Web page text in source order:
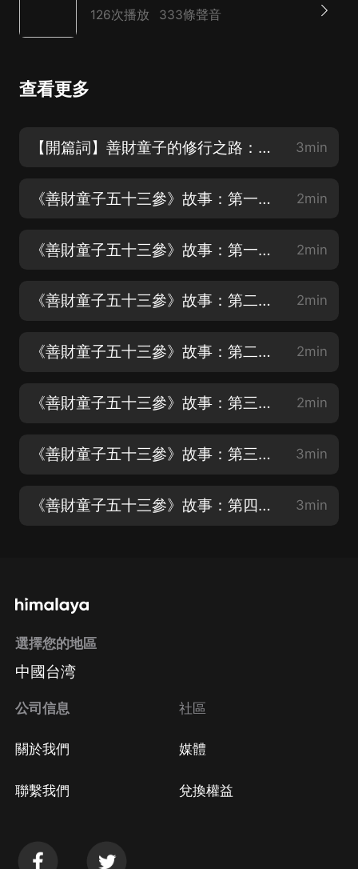
126次播放 333條聲音
查看更多
【開篇詞】善財童子的修行之路：從富家子弟到等覺菩薩的轉變 3min
《善財童子五十三參》故事：第一參 拜見眾童子（1） 2min
《善財童子五十三參》故事：第一參 拜見眾童子（2） 2min
《善財童子五十三參》故事：第二參 拜見文殊師利（1） 2min
《善財童子五十三參》故事：第二參 拜見文殊師利（2） 2min
《善財童子五十三參》故事：第三參 拜見德雲比丘（1） 2min
《善財童子五十三參》故事：第三參 拜見德雲比丘（2） 3min
《善財童子五十三參》故事：第四參 拜見海雲比丘 3min
選擇您的地區
中國台湾
公司信息
關於我們
聯繫我們
社區
媒體
兌換權益